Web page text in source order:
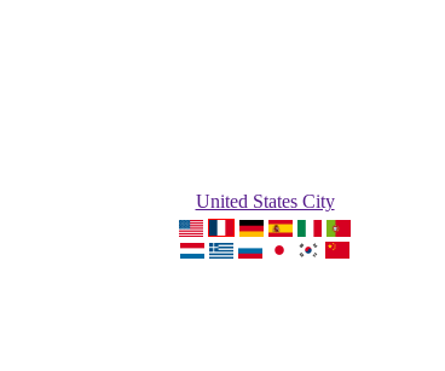
United States City